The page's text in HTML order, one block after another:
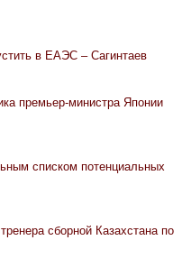
в ЕАЭС – Сагинтаев
премьер-министра Японии
списком потенциальных
сборной Казахстана по